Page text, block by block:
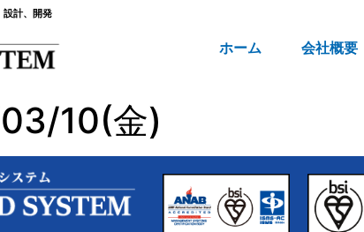
設計、開発
ホーム 会社概要
10(金)